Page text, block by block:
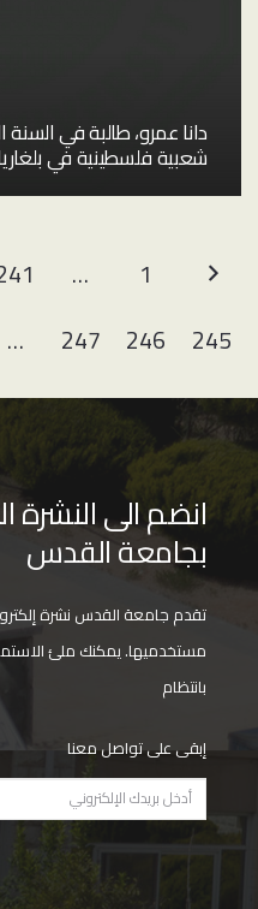
دانا عمرو، طالبة في
شعبية فلسطينية في
1
…
245
246
247
…
انضم الى النشرة
بجامعة القدس
تقدم جامعة القدس نشرة
مستخدميها. يمكنك ملئ
بانتظام
إبقى على تواصل معنا